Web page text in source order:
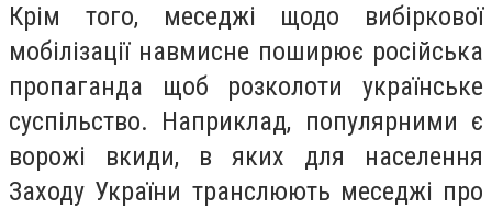
Крім того, меседжі щодо вибіркової
мобілізації навмисне поширює російська
пропаганда щоб розколоти українське
суспільство. Наприклад, популярними є
ворожі вкиди, в яких для населення
Заходу України транслюють меседжі про